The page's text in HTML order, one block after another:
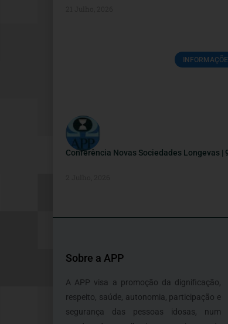
Conferência Novas Sociedades Longevas |
Sobre a APP
A APP visa a promoção da dignificação,
respeito, saúde, autonomia, participação e
segurança das pessoas idosas, num